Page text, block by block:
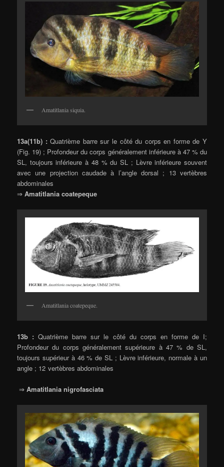
Amatitlania siquia.
13a(11b) : Quatrième barre sur le côté du corps en forme de Y
(Fig. 19) ; Profondeur du corps généralement inférieure à 47 % du
SL, toujours inférieure à 48 % du SL ; Lèvre inférieure souvent
avec une projection caudade à l’angle dorsal ; 13 vertèbres
abdominales
⇒ Amatitlania coatepeque
Amatitlania coatepeque.
13b : Quatrième barre sur le côté du corps en forme de I;
Profondeur du corps généralement supérieure à 47 % de SL,
toujours supérieur à 46 % de SL ; Lèvre inférieure, normale à un
angle ; 12 vertèbres abdominales
⇒ Amatitlania nigrofasciata